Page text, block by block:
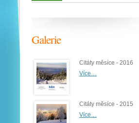
Galerie
Citáty měsíce - 2016
Více…
Citáty měsíce - 2015
Více…